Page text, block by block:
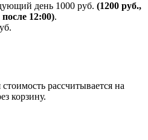
день 1000 руб. (1200 руб.,
после 12:00).
рассчитывается на
корзину.